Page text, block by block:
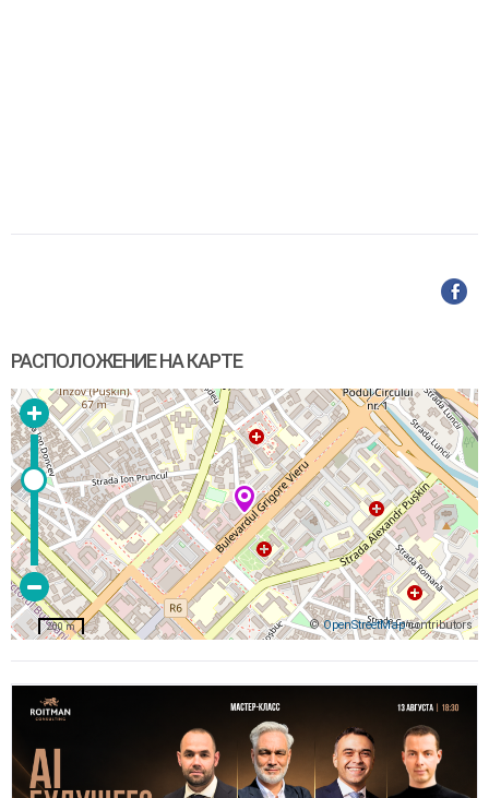
РАСПОЛОЖЕНИЕ НА КАРТЕ
©OpenStreetMapcontributors
200 m